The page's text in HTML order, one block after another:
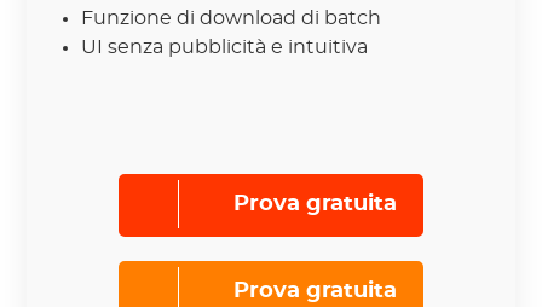
Funzione di download di batch
UI senza pubblicità e intuitiva
Prova gratuita
Prova gratuita